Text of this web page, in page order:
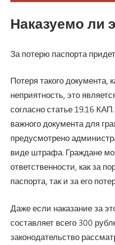
Наказуемо ли
За потерю паспорта
Потеря такого документа,
неприятность, это
согласно статье 19.16
важного документа для
предусмотрено
виде штрафа. Граждане
ответственности, как за
паспорта, так и за его
Даже если наказание за
составляет всего 300
законодательство